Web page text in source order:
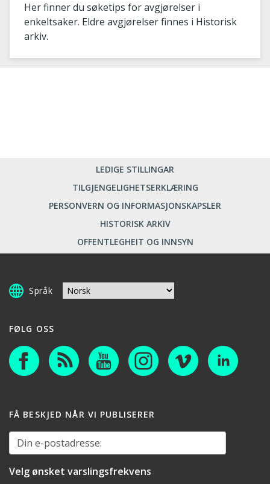
Her finner du søketips for avgjørelser i
enkeltsaker. Eldre avgjørelser finnes i Historisk
arkiv.
LEDIGE STILLINGAR
TILGJENGELIGHETSERKLÆRING
PERSONVERN OG INFORMASJONSKAPSLER
HISTORISK ARKIV
OFFENTLEGHEIT OG INNSYN
Språk
FØLG OSS
FÅ BESKJED NÅR VI PUBLISERER
Din e-postadresse:
Velg ønsket varslingsfrekvens